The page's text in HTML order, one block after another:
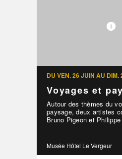
DU VEN. 26 JUIN AU DIM.
Voyages et
Autour des thèmes du
paysage, deux artistes
Bruno Pigeon et
Musée Hôtel Le Vergeur